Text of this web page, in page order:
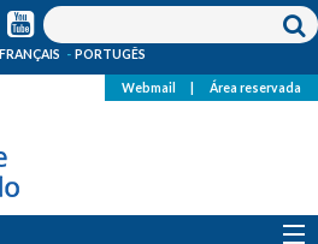
FRANÇAIS PORTUGÊS
Webmail Área reservada